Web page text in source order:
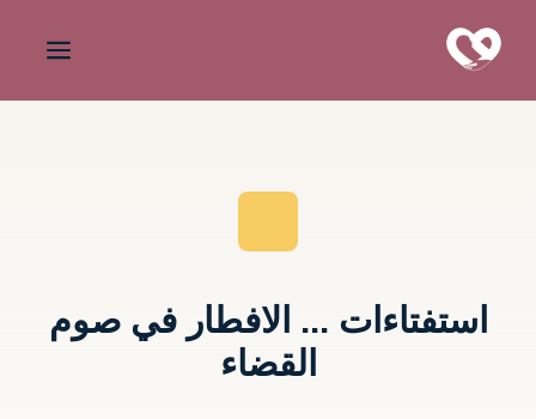
استفتاءات ... الافطار في صوم
القضاء